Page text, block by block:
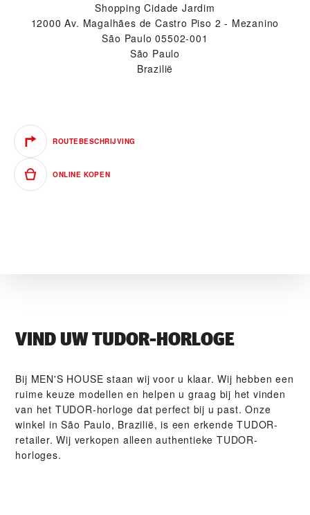
Shopping Cidade Jardim
12000 Av. Magalhães de Castro Piso 2 - Mezanino
São Paulo 05502-001
São Paulo
Brazilië
ROUTEBESCHRIJVING
ONLINE KOPEN
VIND UW TUDOR-HORLOGE
Bij ‭MEN'S HOUSE‬ staan wij voor u klaar. Wij hebben een
ruime keuze modellen en helpen u graag bij het vinden
van het TUDOR-horloge dat perfect bij u past. Onze
winkel in São Paulo, Brazilië, is een erkende TUDOR-
retailer. Wij verkopen alleen authentieke TUDOR-
horloges.